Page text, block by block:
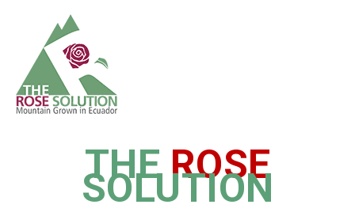
THE ROSE
SOLUTION